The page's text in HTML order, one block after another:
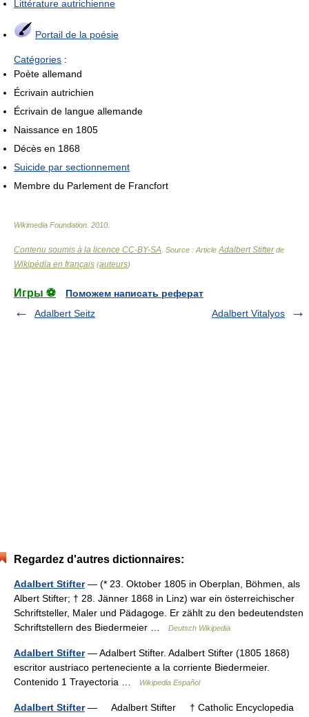
Littérature autrichienne
Portail de la poésie
Catégories :
Poète allemand
Écrivain autrichien
Écrivain de langue allemande
Naissance en 1805
Décès en 1868
Suicide par sectionnement
Membre du Parlement de Francfort
Wikimedia Foundation 2010
Contenu soumis à la licence CC-BY-SA . Source : Article Adalbert Stifterde
Wikipédia en français (auteurs)
Игры ⚽
Поможем написать реферат
Adalbert Seitz
Adalbert Vitalyos
Regardez d'autres dictionnaires:
Adalbert Stifter— (* 23. Oktober 1805 in Oberplan, Böhmen, als
Albert Stifter; † 28. Jänner 1868 in Linz) war ein österreichischer
Schriftsteller, Maler und Pädagoge. Er zählt zu den bedeutendsten
Schriftstellern des Biedermeier …
Deutsch Wikipedia
Adalbert Stifter— Adalbert Stifter. Adalbert Stifter (1805 1868)
escritor austriaco perteneciente a la corriente Biedermeier.
Contenido 1 Trayectoria …
Wikipedia Español
Adalbert Stifter— Adalbert Stifter † Catholic Encyclopedia